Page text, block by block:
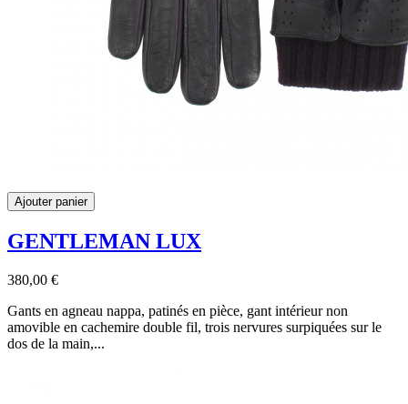
Ajouter panier
GENTLEMAN LUX
380,00 €
Gants en agneau nappa, patinés en pièce, gant intérieur non
amovible en cachemire double fil, trois nervures surpiquées sur le
dos de la main,...